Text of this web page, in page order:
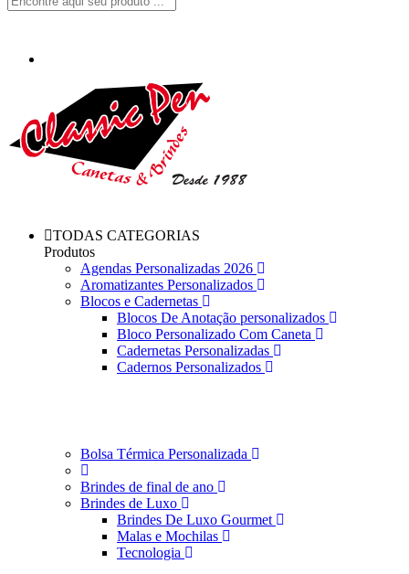
TODAS CATEGORIAS
Produtos
Agendas Personalizadas 2026
Aromatizantes Personalizados
Blocos e Cadernetas
Blocos De Anotação personalizados
Bloco Personalizado Com Caneta
Cadernetas Personalizadas
Cadernos Personalizados
Bolsa Térmica Personalizada
Brindes de final de ano
Brindes de Luxo
Brindes De Luxo Gourmet
Malas e Mochilas
Tecnologia